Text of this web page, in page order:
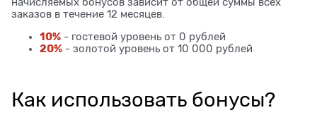
заказов в течение 12 месяцев.
10% - гостевой уровень от 0 рублей
20% - золотой уровень от 10 000 рублей
Как использовать бонусы?